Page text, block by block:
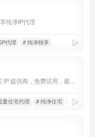
纯净IP代理
代理 # 纯净独享
量住宅代理 # 纯净住宅 # 长效ISP